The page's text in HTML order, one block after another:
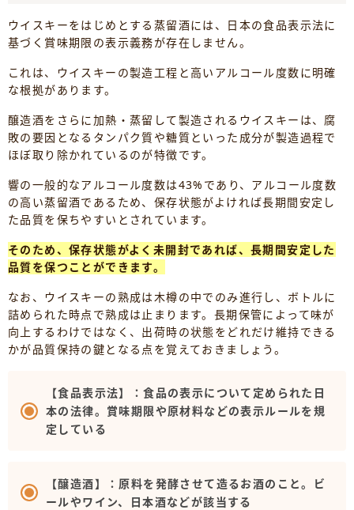
ウイスキーをはじめとする蒸留酒には、日本の食品表示法に
基づく賞味期限の表示義務が存在しません。
これは、ウイスキーの製造工程と高いアルコール度数に明確
な根拠があります。
醸造酒をさらに加熱・蒸留して製造されるウイスキーは、腐
敗の要因となるタンパク質や糖質といった成分が製造過程で
ほぼ取り除かれているのが特徴です。
響の一般的なアルコール度数は43%であり、アルコール度数
の高い蒸留酒であるため、保存状態がよければ長期間安定し
た品質を保ちやすいとされています。
そのため、保存状態がよく未開封であれば、長期間安定した
品質を保つことができます。
なお、ウイスキーの熟成は木樽の中でのみ進行し、ボトルに
詰められた時点で熟成は止まります。長期保管によって味が
向上するわけではなく、出荷時の状態をどれだけ維持できる
かが品質保持の鍵となる点を覚えておきましょう。
【食品表示法】：食品の表示について定められた日
本の法律。賞味期限や原材料などの表示ルールを規
定している
【醸造酒】：原料を発酵させて造るお酒のこと。ビ
ールやワイン、日本酒などが該当する